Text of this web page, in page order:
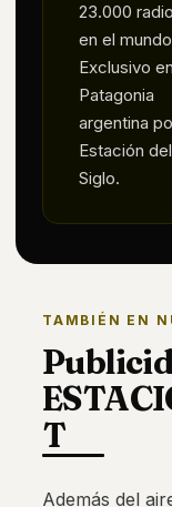
23.000
en el
Exclusivo
Patagonia
argentina
Estación del
Siglo.
TAMBIÉN EN
T
Además del